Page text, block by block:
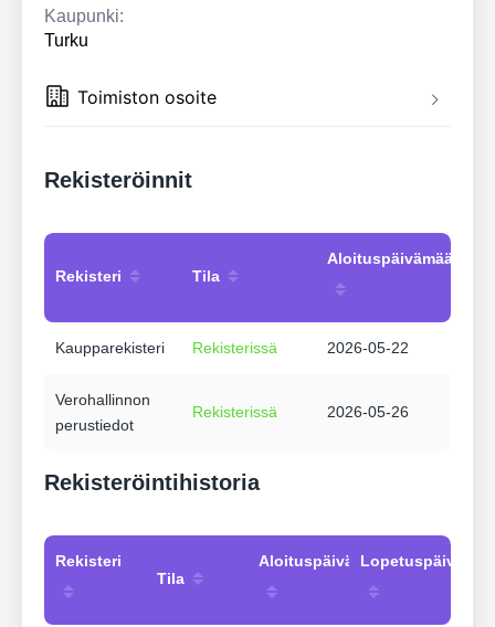
Kaupunki:
Turku
Toimiston osoite
Rekisteröinnit
Rekisteri Tila
Aloituspäivämäärä
Kaupparekisteri Rekisterissä 2026-05-22
Verohallinnon
perustiedot
Rekisterissä 2026-05-26
Rekisteröintihistoria
Rekisteri
Tila
Aloituspäivämäärä